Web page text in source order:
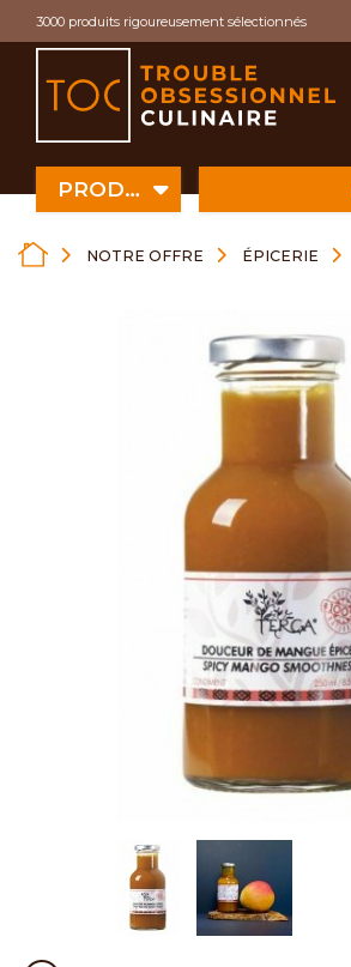
3000 produits rigoureusement sélectionnés
PRODUITS
NOTRE OFFRE ÉPICERIE